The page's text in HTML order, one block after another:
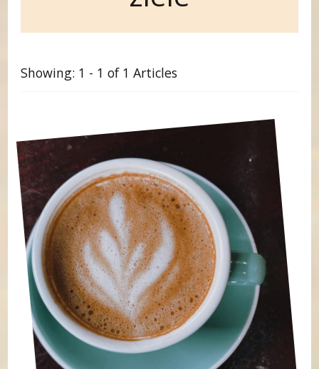
Showing: 1 - 1 of 1 Articles